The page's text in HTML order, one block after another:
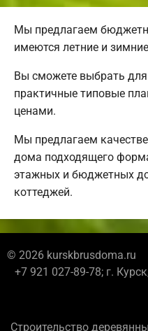
Мы предлагаем
имеются летние и
Вы сможете выбрать
практичные типовые
ценами.
Мы предлагаем
дома подходящего
этажных и бюджетных
коттеджей.
© 2026 kurskbrusdoma.ru
+7 921 027-89-78; г.
Строительство